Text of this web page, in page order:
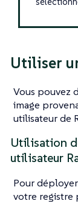
Utiliser
Vous pouvez
image
utilisateur de
Utilisation
utilisateur
Pour
votre registre